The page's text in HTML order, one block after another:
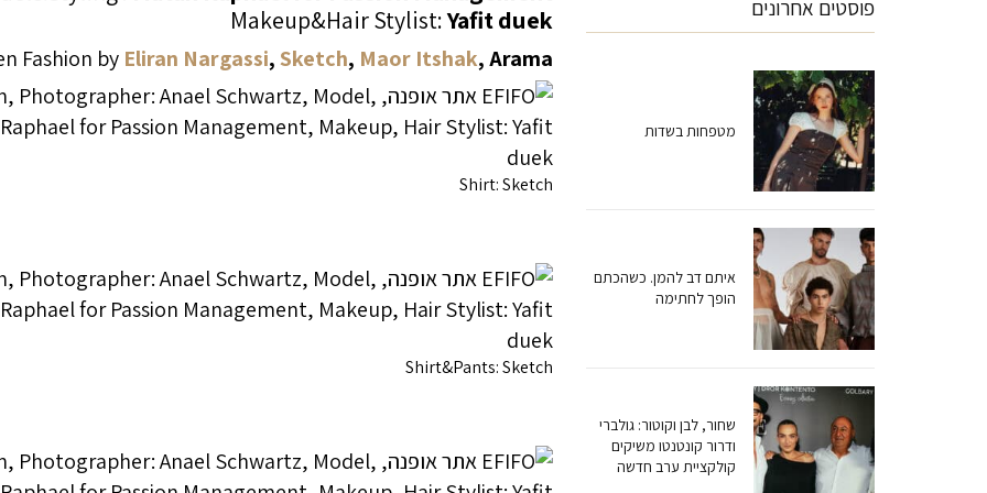
Makeup&Hair Stylist:Yafit duek
Fashion by Eliran Nargassi,Sketch, Maor Itshak,Arama
Shirt: Sketch
Shirt&Pants: Sketch
פוסטים אחרונים
מטפחות בשדות
איתם דב להמן. כשהכתם
הופך לחתימה
שחור, לבן וקוטור: גולברי
ודרור קונטנטו משיקים
קולקציית ערב חדשה